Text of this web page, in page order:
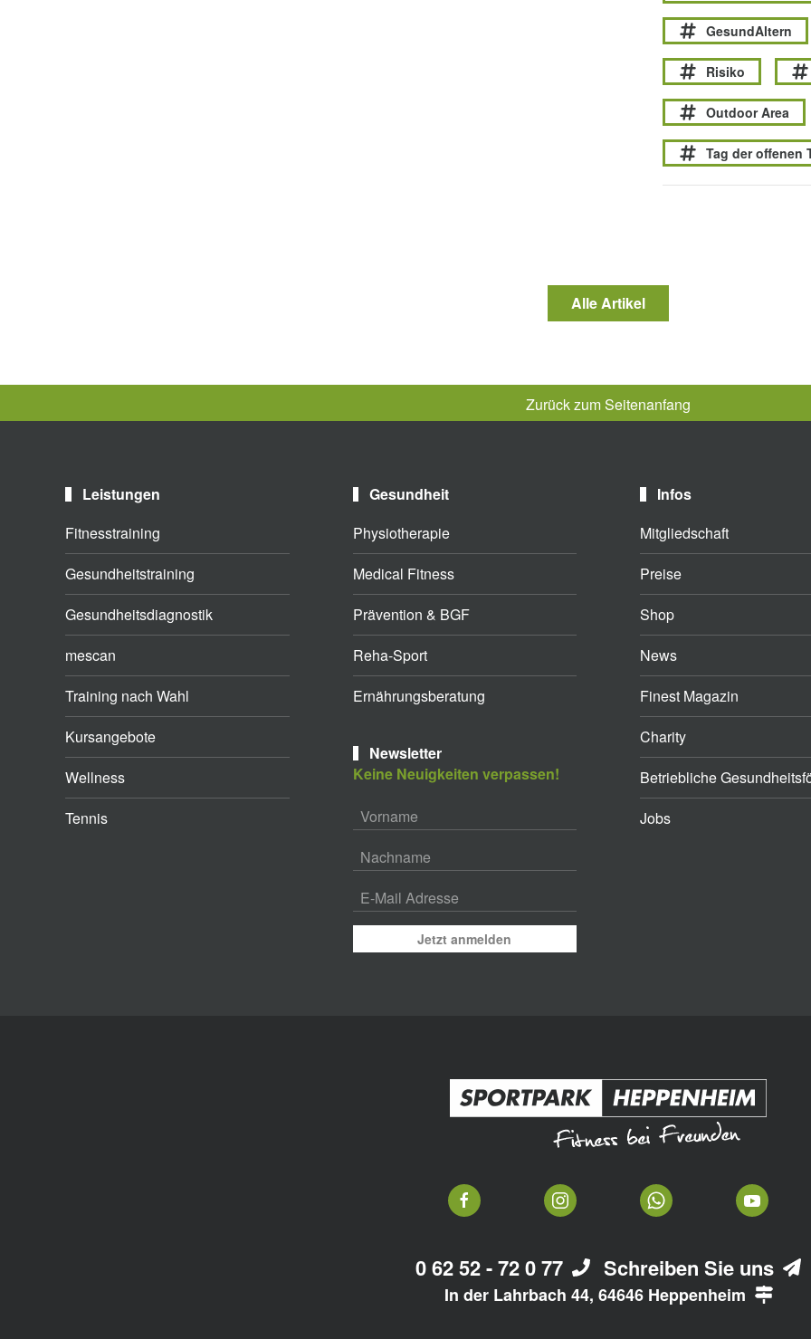
GesundAltern
Risiko
Outdoor Area
Tag der offenen
Alle Artikel
Zurück zum Seitenanfang
Leistungen
Fitnesstraining
Gesundheitstraining
Gesundheitsdiagnostik
mescan
Training nach Wahl
Kursangebote
Wellness
Tennis
Gesundheit
Physiotherapie
Medical Fitness
Prävention & BGF
Reha-Sport
Ernährungsberatung
Newsletter
Keine Neuigkeiten verpassen!
Jetzt anmelden
Infos
Mitgliedschaft
Preise
Shop
News
Finest Magazin
Charity
Betriebliche
Jobs
0 62 52 - 72 0 77 Schreiben Sie uns
In der Lahrbach 44, 64646 Heppenheim